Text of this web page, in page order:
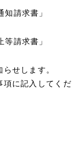
知請求書」
等請求書」
せします。
項に記入してくだ